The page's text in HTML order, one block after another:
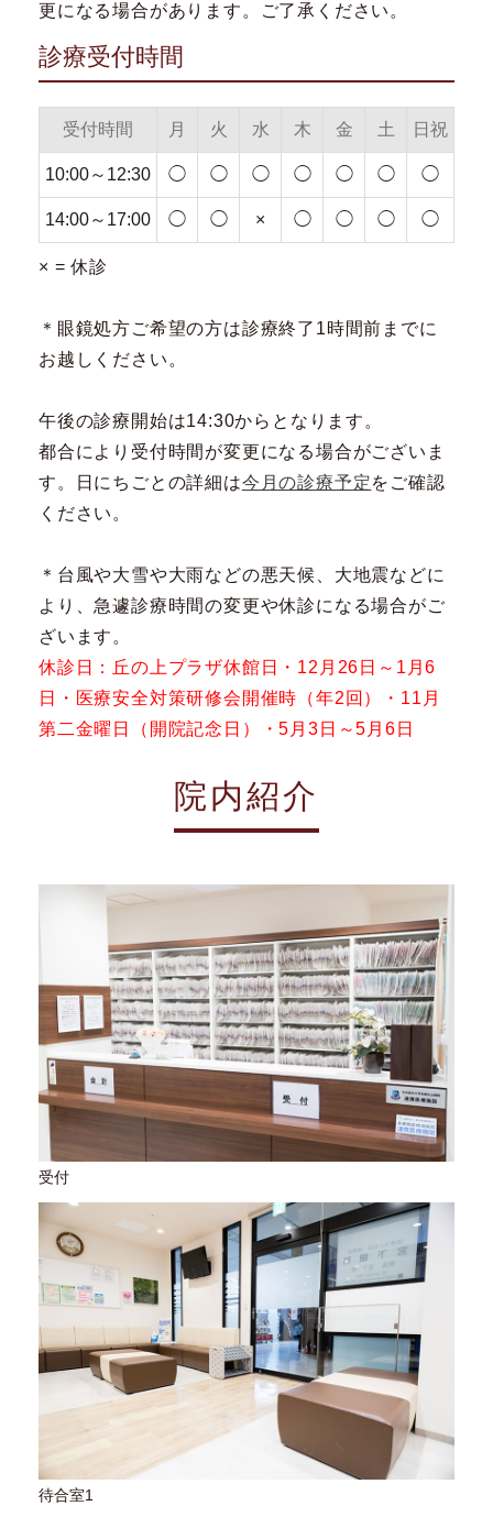
更になる場合があります。ご了承ください。
診療受付時間
受付時間 月 火 水 木 金 土 日祝
10:00～12:30 ◯ ◯ ◯ ◯ ◯ ◯ ◯
14:00～17:00 ◯ ◯ × ◯ ◯ ◯ ◯
× = 休診
＊眼鏡処方ご希望の方は診療終了1時間前までに
お越しください。
午後の診療開始は14:30からとなります。
都合により受付時間が変更になる場合がございま
す。日にちごとの詳細は今月の診療予定をご確認
ください。
＊台風や大雪や大雨などの悪天候、大地震などに
より、急遽診療時間の変更や休診になる場合がご
ざいます。
休診日：丘の上プラザ休館日・12月26日～1月6
日・医療安全対策研修会開催時（年2回）・11月
第二金曜日（開院記念日）・5月3日～5月6日
院内紹介
受付
待合室1